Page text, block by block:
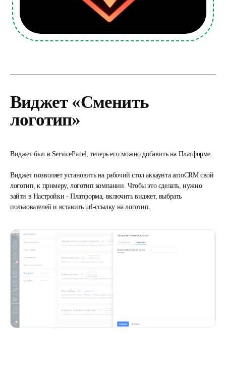
Виджет «Сменить
логотип»
Виджет был в ServicePanel, теперь его можно добавить на Платформе.
Виджет позволяет установить на рабочий стол аккаунта amoCRM свой
логотип, к примеру, логотип компании. Чтобы это сделать, нужно
зайти в Настройки - Платформа, включить виджет, выбрать
пользователей и вставить url-ссылку на логотип.